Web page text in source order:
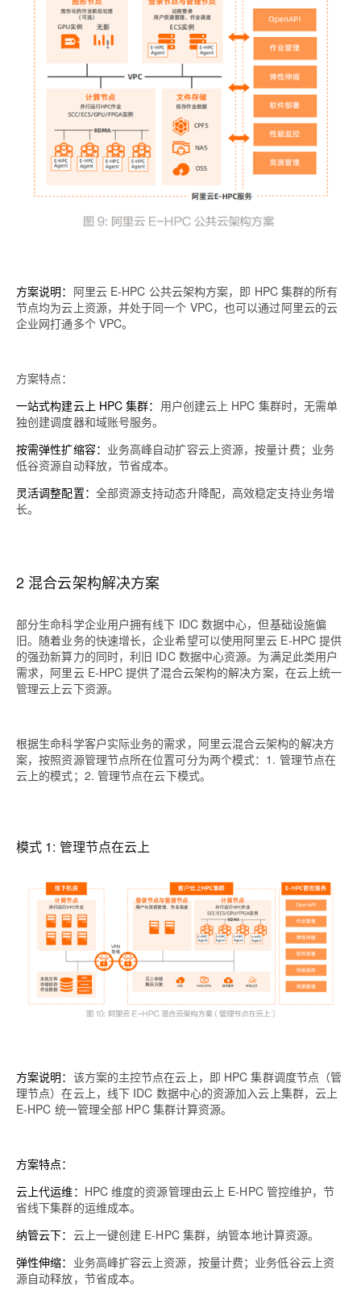
方案说明： 阿里云 E-HPC 公共云架构方案，即 HPC 集群的所有
节点均为云上资源，并处于同一个 VPC，也可以通过阿里云的云
企业网打通多个 VPC。
方案特点：
一站式构建云上 HPC 集群： 用户创建云上 HPC 集群时，无需单
独创建调度器和域账号服务。
按需弹性扩缩容： 业务高峰自动扩容云上资源，按量计费；业务
低谷资源自动释放，节省成本。
灵活调整配置： 全部资源支持动态升降配，高效稳定支持业务增
长。
2 混合云架构解决方案
部分生命科学企业用户拥有线下 IDC 数据中心，但基础设施偏
旧。随着业务的快速增长，企业希望可以使用阿里云 E-HPC 提供
的强劲新算力的同时，利旧 IDC 数据中心资源。为满足此类用户
需求，阿里云 E-HPC 提供了混合云架构的解决方案，在云上统一
管理云上云下资源。
根据生命科学客户实际业务的需求，阿里云混合云架构的解决方
案，按照资源管理节点所在位置可分为两个模式：1. 管理节点在
云上的模式；2. 管理节点在云下模式。
模式 1: 管理节点在云上
方案说明： 该方案的主控节点在云上，即 HPC 集群调度节点（管
理节点）在云上，线下 IDC 数据中心的资源加入云上集群，云上
E-HPC 统一管理全部 HPC 集群计算资源。
方案特点：
云上代运维： HPC 维度的资源管理由云上 E-HPC 管控维护，节
省线下集群的运维成本。
纳管云下： 云上一键创建 E-HPC 集群，纳管本地计算资源。
弹性伸缩： 业务高峰扩容云上资源，按量计费；业务低谷云上资
源自动释放，节省成本。